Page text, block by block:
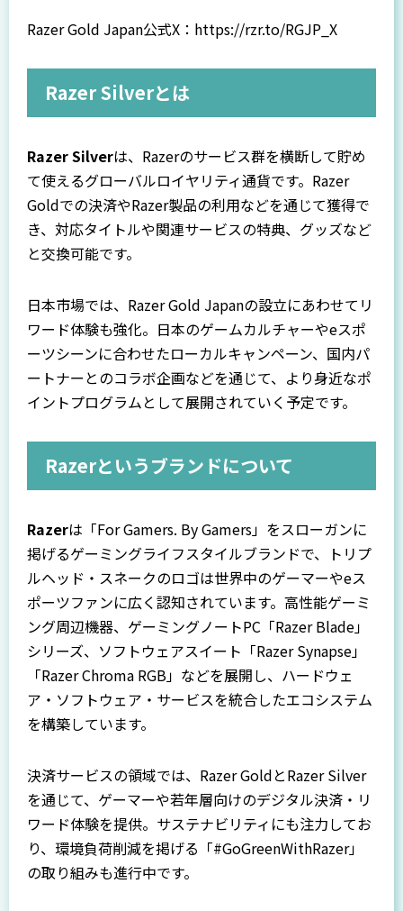
Razer Gold Japan公式X： https://rzr.to/RGJP_X
Razer Silverとは
Razer Silverは、Razerのサービス群を横断して貯め
て使えるグローバルロイヤリティ通貨です。Razer
Goldでの決済やRazer製品の利用などを通じて獲得で
き、対応タイトルや関連サービスの特典、グッズなど
と交換可能です。
日本市場では、Razer Gold Japanの設立にあわせてリ
ワード体験も強化。日本のゲームカルチャーやeスポ
ーツシーンに合わせたローカルキャンペーン、国内パ
ートナーとのコラボ企画などを通じて、より身近なポ
イントプログラムとして展開されていく予定です。
Razerというブランドについて
Razerは「For Gamers. By Gamers」をスローガンに
掲げるゲーミングライフスタイルブランドで、トリプ
ルヘッド・スネークのロゴは世界中のゲーマーやeス
ポーツファンに広く認知されています。高性能ゲーミ
ング周辺機器、ゲーミングノートPC「Razer Blade」
シリーズ、ソフトウェアスイート「Razer Synapse」
「Razer Chroma RGB」などを展開し、ハードウェ
ア・ソフトウェア・サービスを統合したエコシステム
を構築しています。
決済サービスの領域では、Razer GoldとRazer Silver
を通じて、ゲーマーや若年層向けのデジタル決済・リ
ワード体験を提供。サステナビリティにも注力してお
り、環境負荷削減を掲げる「#GoGreenWithRazer」
の取り組みも進行中です。